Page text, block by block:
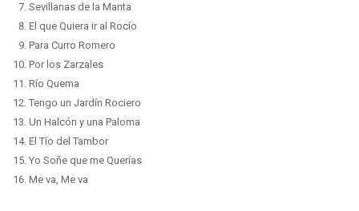
Sevillanas de la Manta
El que Quiera ir al Rocío
Para Curro Romero
Por los Zarzales
Río Quema
Tengo un Jardín Rociero
Un Halcón y una Paloma
El Tío del Tambor
Yo Soñe que me Querías
Me va, Me va